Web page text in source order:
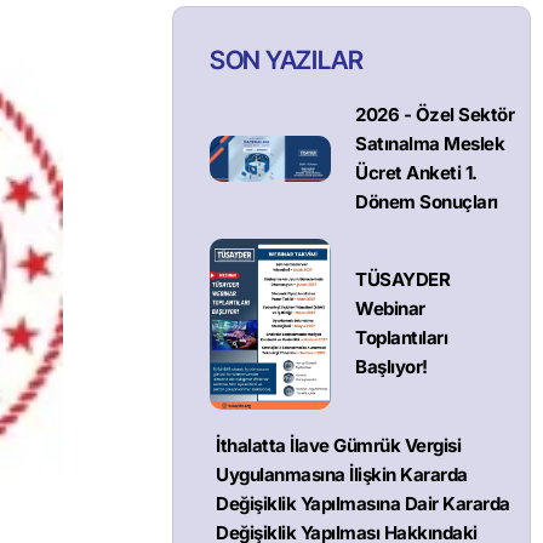
SON YAZILAR
2026 - Özel Sektör
Satınalma Meslek
Ücret Anketi 1.
Dönem Sonuçları
TÜSAYDER
Webinar
Toplantıları
Başlıyor!
İthalatta İlave Gümrük Vergisi
Uygulanmasına İlişkin Kararda
Değişiklik Yapılmasına Dair Kararda
Değişiklik Yapılması Hakkındaki